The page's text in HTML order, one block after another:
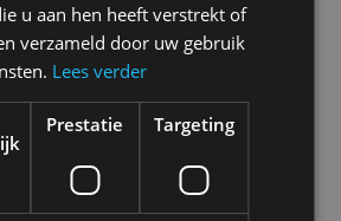
u aan hen heeft verstrekt of
verzameld door uw gebruik
Lees verder
Prestatie Targeting